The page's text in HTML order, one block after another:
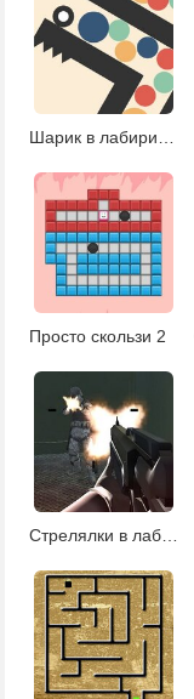
Просто скользи 2
Стрелялки в лабиринте